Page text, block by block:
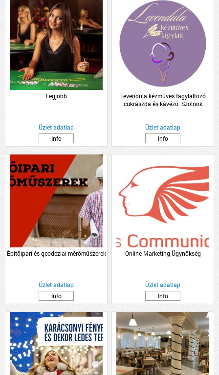
Legjobb
Üzlet adatlap
Info
Levendula kézműves fagylaltozó
cukrászda és kávézó. Szolnok
Üzlet adatlap
Info
Építőipari és geodéziai mérőműszerek
Üzlet adatlap
Info
Online Marketing Ügynökség
Üzlet adatlap
Info